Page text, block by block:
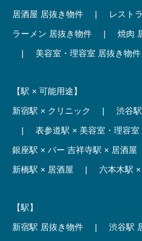
居酒屋 居抜き物件
|
レスト
ラーメン 居抜き物件
| 焼肉
|
美容室・理容室 居抜き物件
【駅 × 可能用途】
新宿駅 × クリニック
| 渋谷
|
表参道駅 × 美容室・理容室
銀座駅 × バー 吉祥寺駅 × 居酒屋
新橋駅 × 居酒屋
| 六本木駅
【駅】
新宿駅 居抜き物件
| 渋谷駅